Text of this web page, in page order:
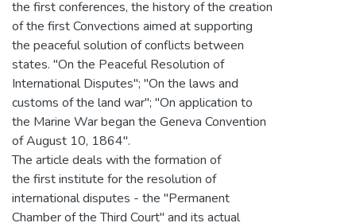
the first conferences, the history of the creation
of the first Convections aimed at supporting
the peaceful solution of conflicts between
states. "On the Peaceful Resolution of
International Disputes"; "On the laws and
customs of the land war"; "On application to
the Marine War began the Geneva Convention
of August 10, 1864".
The article deals with the formation of
the first institute for the resolution of
international disputes - the "Permanent
Chamber of the Third Court" and its actual